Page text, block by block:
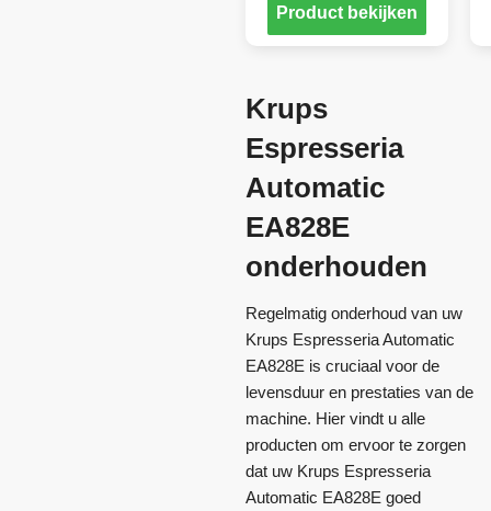
Product bekijken
Krups
Espresseria
Automatic
EA828E
onderhouden
Regelmatig onderhoud van uw
Krups Espresseria Automatic
EA828E is cruciaal voor de
levensduur en prestaties van de
machine. Hier vindt u alle
producten om ervoor te zorgen
dat uw Krups Espresseria
Automatic EA828E goed